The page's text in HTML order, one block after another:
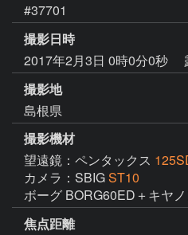
#37701
撮影日時
2017年2月3日 0時0分0秒
撮影地
島根県
撮影機材
望遠鏡：ペンタックス
カメラ：SBIGST10
ボーグ BORG60ED＋キヤ
焦点距離